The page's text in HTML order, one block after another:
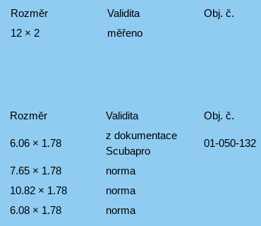
Rozměr Validita
Obj. č.
12 × 2 měřeno
Rozměr Validita Obj. č.
6.06 × 1.78
z dokumentace
Scubapro
01-050-132
7.65 × 1.78
norma
10.82 × 1.78
norma
6.08 × 1.78 norma